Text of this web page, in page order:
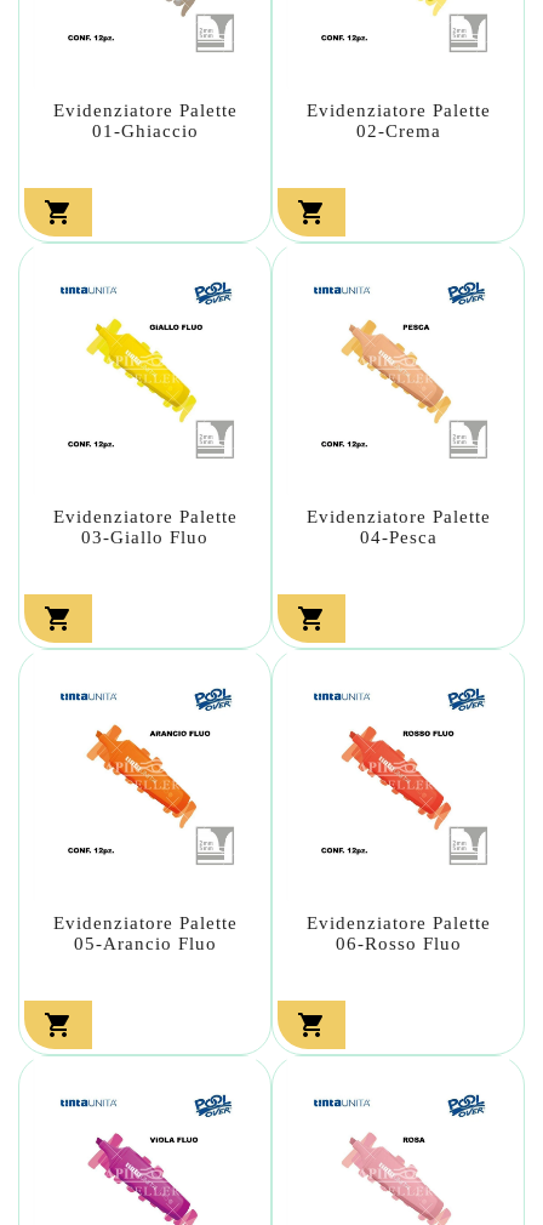
Evidenziatore Palette
01-Ghiaccio

Evidenziatore Palette
02-Crema

Evidenziatore Palette
03-Giallo Fluo

Evidenziatore Palette
04-Pesca

Evidenziatore Palette
05-Arancio Fluo

Evidenziatore Palette
06-Rosso Fluo
